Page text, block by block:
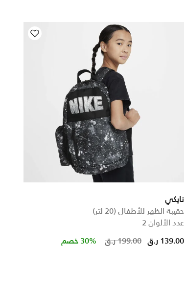
نايكي
حقيبة الظهر للأطفال (20 لتر)
عدد الألوان 2
Price reduced from
199.00 ر.ق to 139.00 ر.ق 30% خصم